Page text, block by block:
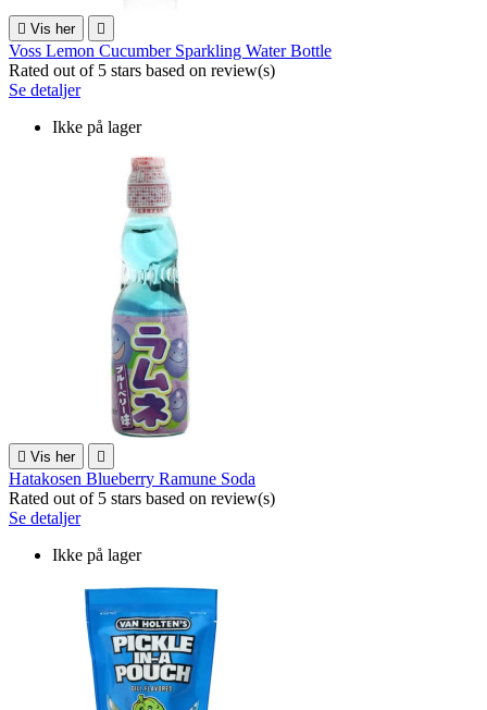
 Vis her 
Voss Lemon Cucumber Sparkling Water Bottle
Rated out of 5 stars based on review(s)
Se detaljer
Ikke på lager
 Vis her 
Hatakosen Blueberry Ramune Soda
Rated out of 5 stars based on review(s)
Se detaljer
Ikke på lager